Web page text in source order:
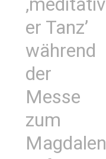
‚meditativ
er Tanz’
während
der
Messe
zum
Magdalen